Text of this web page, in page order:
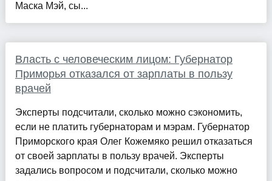
Маска Мэй, сы...
Власть с человеческим лицом: Губернатор
Приморья отказался от зарплаты в пользу
врачей
Эксперты подсчитали, сколько можно сэкономить,
если не платить губернаторам и мэрам. Губернатор
Приморского края Олег Кожемяко решил отказаться
от своей зарплаты в пользу врачей. Эксперты
задались вопросом и подсчитали, сколько можно